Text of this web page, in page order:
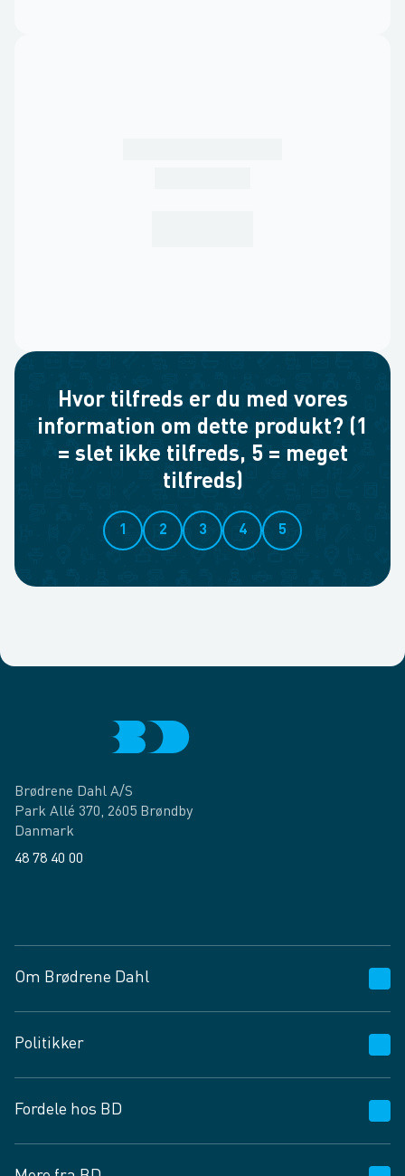
Hvor tilfreds er du med vores
information om dette produkt? (1
= slet ikke tilfreds, 5 = meget
tilfreds)
1 2 3 4 5
Brødrene Dahl A/S
Park Allé 370, 2605 Brøndby
Danmark
48 78 40 00
Om Brødrene Dahl
Vagttelefon 30 10 89 89
Spørgsmål og svar
Job og karriere
Fødevarekontrolrapport
Politikker
Privatlivspolitik
Cookies
Fordele hos BD